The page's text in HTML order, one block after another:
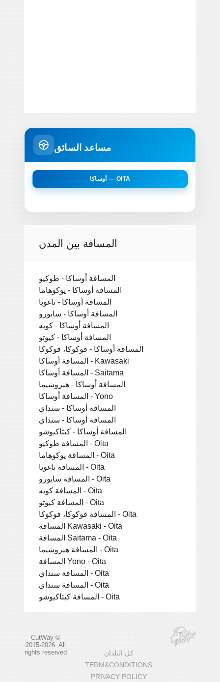
مساعد السائق
أوساكا — OITA
المسافة بين المدن
المسافة أوساكا - طوكيو
المسافة أوساكا - يوكوهاما
المسافة أوساكا - ناغويا
المسافة أوساكا - سابورو
المسافة أوساكا - كوبه
المسافة أوساكا - كيوتو
المسافة أوساكا - فوكوكا، فوكوكا
المسافة أوساكا - Kawasaki
المسافة أوساكا - Saitama
المسافة أوساكا - هيروشيما
المسافة أوساكا - Yono
المسافة أوساكا - سنداي
المسافة أوساكا - سنداي
المسافة أوساكا - كيتاكيوشو
المسافة طوكيو - Oita
المسافة يوكوهاما - Oita
المسافة ناغويا - Oita
المسافة سابورو - Oita
المسافة كوبه - Oita
المسافة كيوتو - Oita
المسافة فوكوكا، فوكوكا - Oita
المسافة Kawasaki - Oita
المسافة Saitama - Oita
المسافة هيروشيما - Oita
المسافة Yono - Oita
المسافة سنداي - Oita
المسافة سنداي - Oita
المسافة كيتاكيوشو - Oita
CutWay ©
2015-2026. All
rights reserved
كل البلدان
TERM&CONDITIONS
PRIVACY POLICY